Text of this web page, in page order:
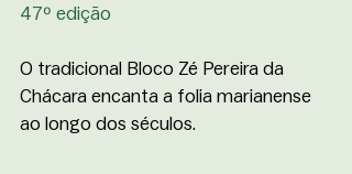
47º edição
O tradicional Bloco Zé Pereira da
Chácara encanta a folia marianense
ao longo dos séculos.